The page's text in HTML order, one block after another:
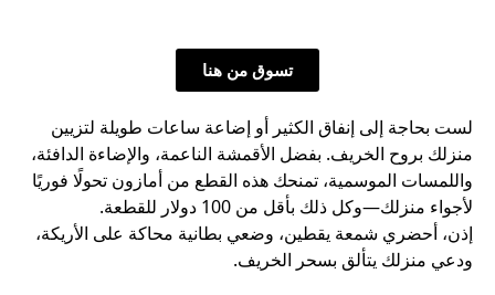
تسوق من هنا
لست بحاجة إلى إنفاق الكثير أو إضاعة ساعات طويلة لتزيين
منزلك بروح الخريف. بفضل الأقمشة الناعمة، والإضاءة الدافئة،
واللمسات الموسمية، تمنحك هذه القطع من أمازون تحولًا فوريًا
لأجواء منزلك—وكل ذلك بأقل من 100 دولار للقطعة.
إذن، أحضري شمعة يقطين، وضعي بطانية محاكة على الأريكة،
ودعي منزلك يتألق بسحر الخريف.